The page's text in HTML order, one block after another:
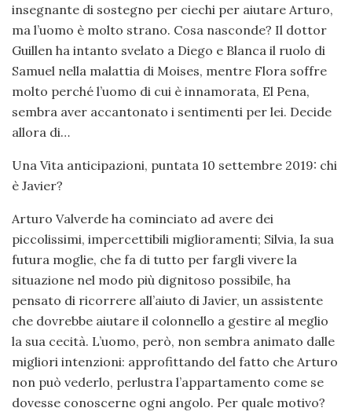
insegnante di sostegno per ciechi per aiutare Arturo,
ma l’uomo è molto strano. Cosa nasconde? Il dottor
Guillen ha intanto svelato a Diego e Blanca il ruolo di
Samuel nella malattia di Moises, mentre Flora soffre
molto perché l’uomo di cui è innamorata, El Pena,
sembra aver accantonato i sentimenti per lei. Decide
allora di…
Una Vita anticipazioni, puntata 10 settembre 2019: chi
è Javier?
Arturo Valverde ha cominciato ad avere dei
piccolissimi, impercettibili miglioramenti; Silvia, la sua
futura moglie, che fa di tutto per fargli vivere la
situazione nel modo più dignitoso possibile, ha
pensato di ricorrere all’aiuto di Javier, un assistente
che dovrebbe aiutare il colonnello a gestire al meglio
la sua cecità. L’uomo, però, non sembra animato dalle
migliori intenzioni: approfittando del fatto che Arturo
non può vederlo, perlustra l’appartamento come se
dovesse conoscerne ogni angolo. Per quale motivo?